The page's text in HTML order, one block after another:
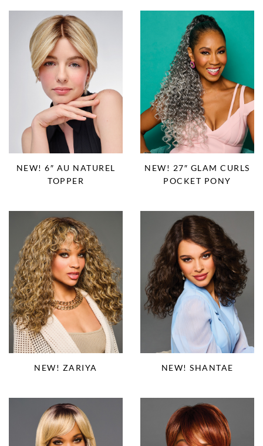
NEW! 6″ AU NATUREL
TOPPER
NEW! 27″ GLAM CURLS
POCKET PONY
NEW! ZARIYA NEW! SHANTAE